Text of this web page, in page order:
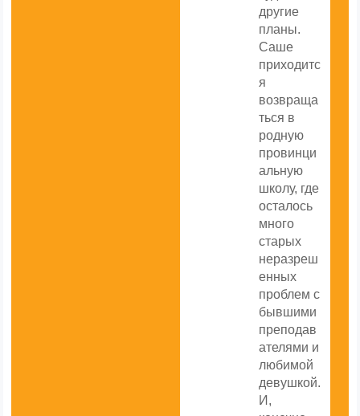
другие
планы.
Саше
приходитс
я
возвраща
ться в
родную
провинци
альную
школу, где
осталось
много
старых
неразреш
енных
проблем с
бывшими
преподав
ателями и
любимой
девушкой.
И,